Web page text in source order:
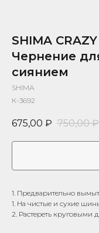
SHIMA
Чернение
сиянием
SHIMA
К-3692
675,00 ₽ 750,00 ₽
1. Предварительно
1. На чистые и сухие
2. Растереть круговыми